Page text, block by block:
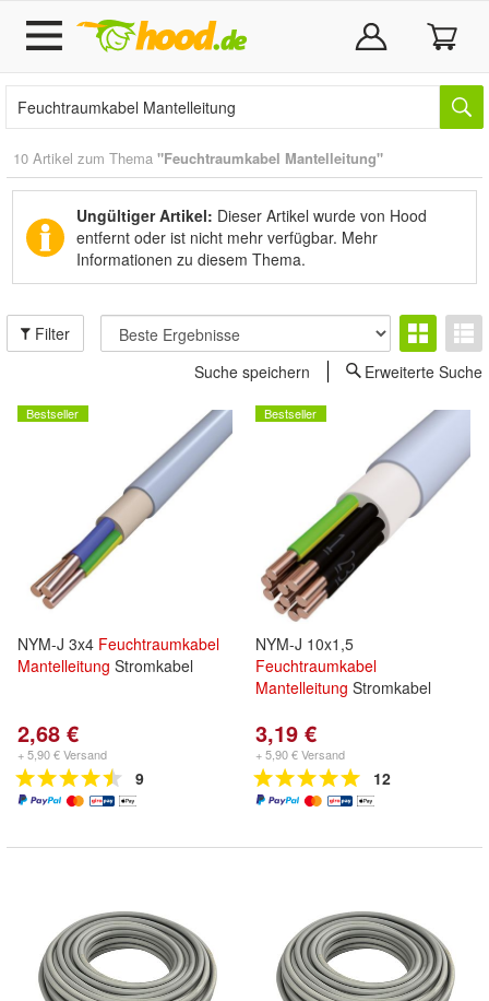
10 Artikel zum Thema "Feuchtraumkabel Mantelleitung"
Ungültiger Artikel: Dieser Artikel wurde von Hood
entfernt oder ist nicht mehr verfügbar. Mehr
Informationen zu diesem Thema.
Filter
Suche speichern
Erweiterte Suche
Bestseller
NYM-J 3x4 Feuchtraumkabel
Mantelleitung Stromkabel
2,68 €
+ 5,90 € Versand
9
Bestseller
NYM-J 10x1,5
Feuchtraumkabel
Mantelleitung Stromkabel
3,19 €
+ 5,90 € Versand
12